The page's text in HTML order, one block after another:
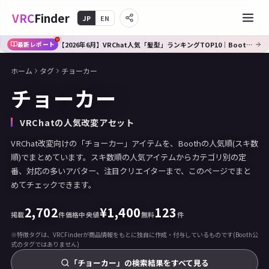
VRCFinder JP EN
最新レポート 【2026年6月】VRChat人気「髪型」ランキングTOP10｜Booth傾向分析
ホーム タグ チョーカー
チョーカー
VRChatの人気改変アセット
VRChat改変向けの「チョーカー」アイテムを、Boothの人気順(スキ数
順)でまとめています。スキ数順の人気アイテムからカテゴリ別の定
番、対応の多いアバター、注目クリエイターまで、このページでまと
めてチェックできます。
掲載2,702件価格中央値¥1,400無料123件
※特徴タグは、VRCFinderが商品情報をもとに独自に作成・付与しているものです(Booth公
式のタグではありません)
「チョーカー」の検索結果をすべて見る